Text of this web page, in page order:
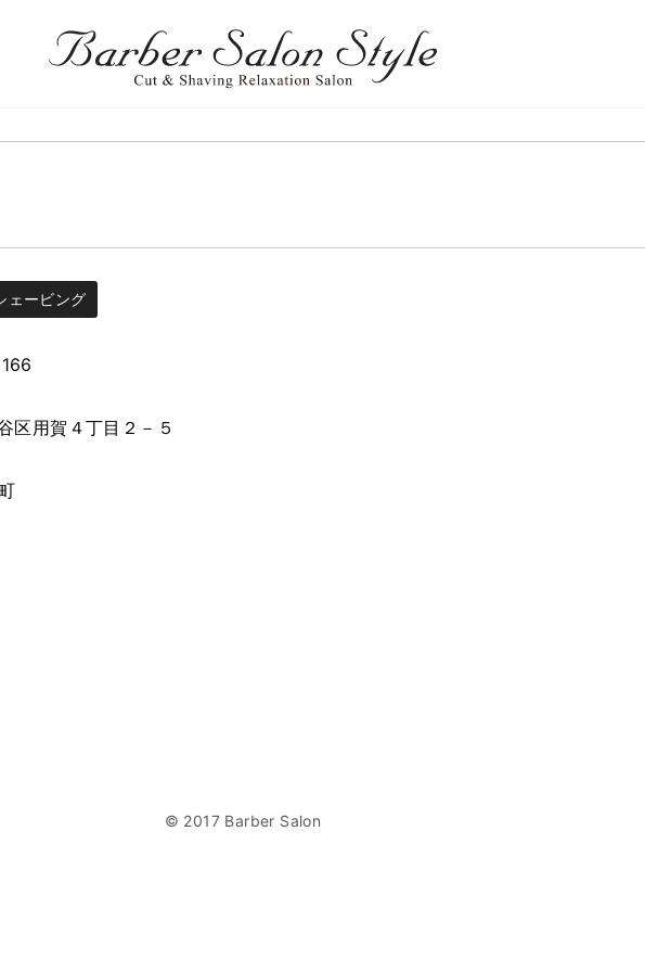
ェービング
区用賀４丁目２－５
© 2017 Barber Salon